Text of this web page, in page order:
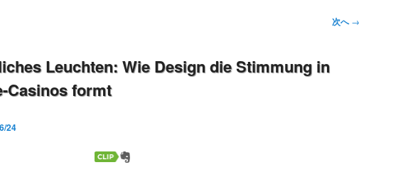
ション 次へ→
Leuchten: Wie Design die Stimmung in
Casinos formt
24